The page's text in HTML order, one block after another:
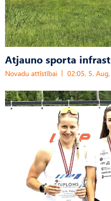
Atjauno sporta
Novadu attīstībai 02:05, 5.